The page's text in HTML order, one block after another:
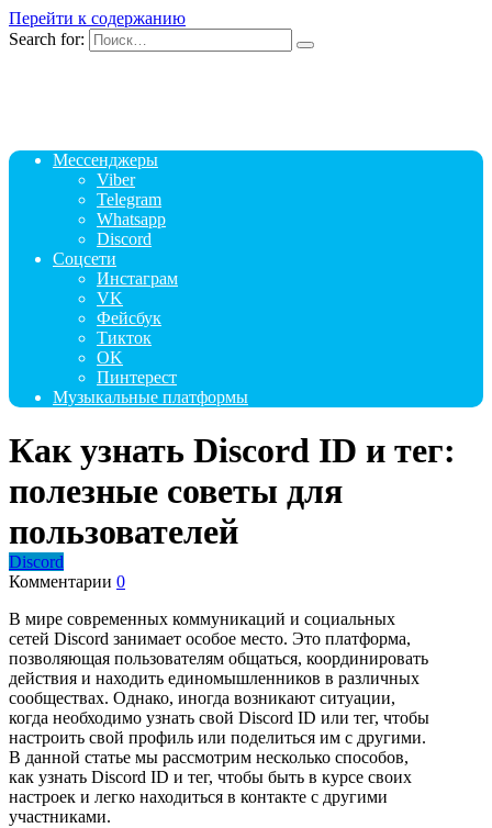
Перейти к содержанию
Search for:
Мессенджеры
Viber
Telegram
Whatsapp
Discord
Соцсети
Инстаграм
VK
Фейсбук
Тикток
OK
Пинтерест
Музыкальные платформы
Как узнать Discord ID и тег:
полезные советы для
пользователей
Discord
Комментарии 0
В мире современных коммуникаций и социальных
сетей Discord занимает особое место. Это платформа,
позволяющая пользователям общаться, координировать
действия и находить единомышленников в различных
сообществах. Однако, иногда возникают ситуации,
когда необходимо узнать свой Discord ID или тег, чтобы
настроить свой профиль или поделиться им с другими.
В данной статье мы рассмотрим несколько способов,
как узнать Discord ID и тег, чтобы быть в курсе своих
настроек и легко находиться в контакте с другими
участниками.